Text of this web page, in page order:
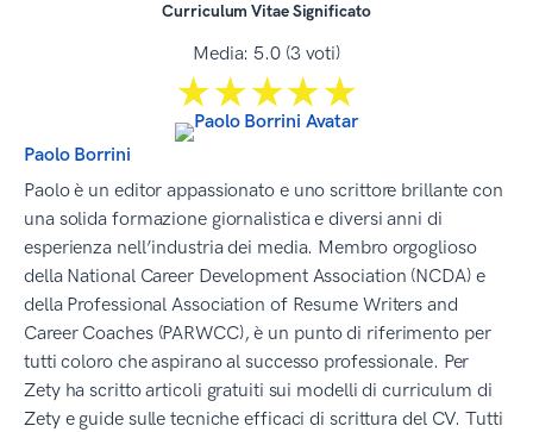
Curriculum Vitae Significato
Media:5.0 (3 voti)
☆☆☆☆☆
★★★★★
Paolo Borrini
Paolo è un editor appassionato e uno scrittore brillante con
una solida formazione giornalistica e diversi anni di
esperienza nell’industria dei media. Membro orgoglioso
della National Career Development Association (NCDA) e
della Professional Association of Resume Writers and
Career Coaches (PARWCC), è un punto di riferimento per
tutti coloro che aspirano al successo professionale. Per
Zety ha scritto articoli gratuiti sui modelli di curriculum di
Zety e guide sulle tecniche efficaci di scrittura del CV. Tutti